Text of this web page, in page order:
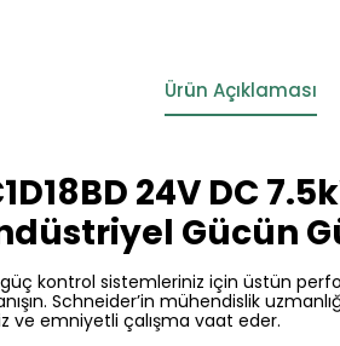
Ürün Açıklaması
24V DC
Gücün
kontrol sistemleriniz için üstün
Schneider’in mühendislik
ve emniyetli çalışma vaat eder.